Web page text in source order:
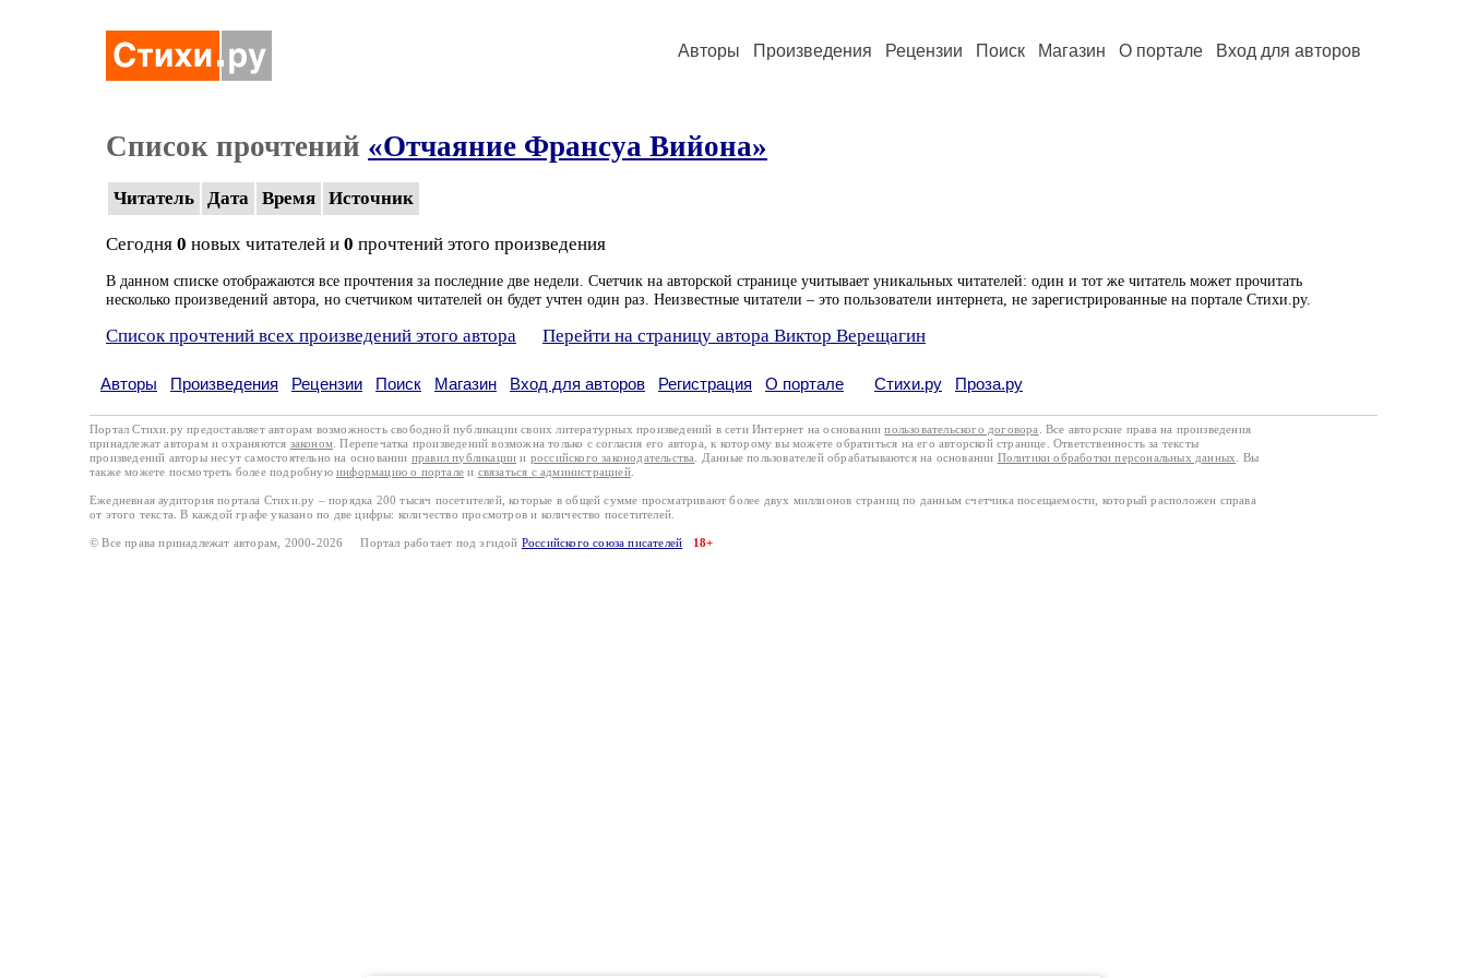
Авторы Произведения Рецензии Поиск Магазин О портале Вход для авторов
Список прочтений «Отчаяние Франсуа Вийона»
Читатель Дата Время Источник
Сегодня 0 новых читателей и 0 прочтений этого произведения
В данном списке отображаются все прочтения за последние две недели. Счетчик на авторской странице учитывает уникальных читателей: один и тот же читатель может прочитать
несколько произведений автора, но счетчиком читателей он будет учтен один раз. Неизвестные читатели – это пользователи интернета, не зарегистрированные на портале Стихи.ру.
Список прочтений всех произведений этого автора Перейти на страницу автора Виктор Верещагин
Авторы Произведения Рецензии Поиск Магазин Вход для авторов Регистрация О портале Стихи.ру Проза.ру
Портал Стихи.ру предоставляет авторам возможность свободной публикации своих литературных произведений в сети Интернет на основаниипользовательского договора
. Все авторские права на произведения
принадлежат авторам и охраняются законом . Перепечатка произведений возможна только с согласия его автора, к которому вы можете обратиться на его авторской странице. Ответственность за тексты
произведений авторы несут самостоятельно на основании правил публикации и российского законодательства . Данные пользователей обрабатываются на основании Политики обработки персональных данных
. Вы
также можете посмотреть более подробную информацию о портале и связаться с администрацией.
Ежедневная аудитория портала Стихи.ру – порядка 200 тысяч посетителей, которые в общей сумме просматривают более двух миллионов страниц по данным счетчика посещаемости, который расположен справа
от этого текста. В каждой графе указано по две цифры: количество просмотров и количество посетителей.
© Все права принадлежат авторам, 2000-2026 Портал работает под эгидой Российского союза писателей 18+